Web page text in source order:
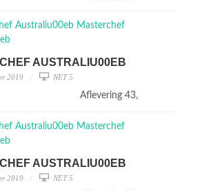
AUSTRALIU00EB
2019 NET 5
Aflevering 43,
AUSTRALIU00EB
2019 NET 5